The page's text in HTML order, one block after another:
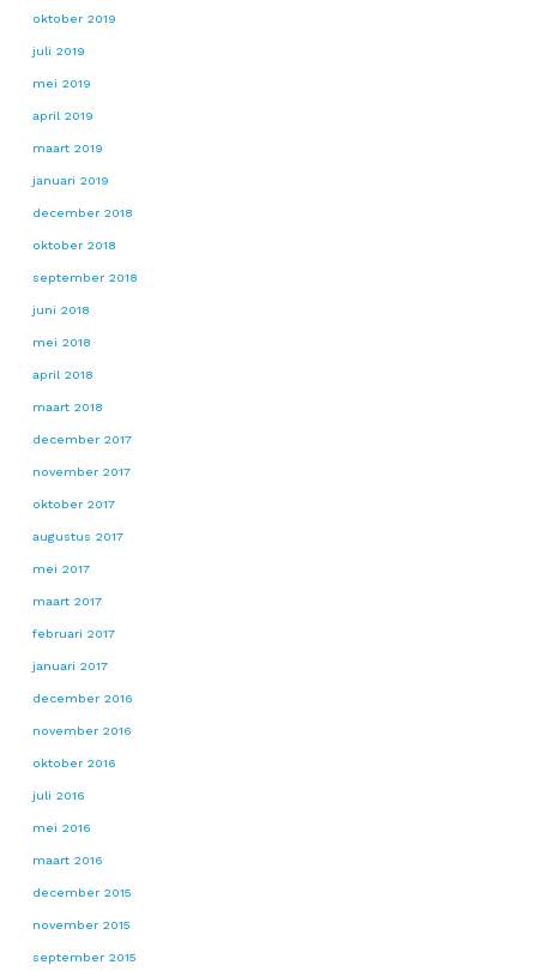
oktober 2019
juli 2019
mei 2019
april 2019
maart 2019
januari 2019
december 2018
oktober 2018
september 2018
juni 2018
mei 2018
april 2018
maart 2018
december 2017
november 2017
oktober 2017
augustus 2017
mei 2017
maart 2017
februari 2017
januari 2017
december 2016
november 2016
oktober 2016
juli 2016
mei 2016
maart 2016
december 2015
november 2015
september 2015